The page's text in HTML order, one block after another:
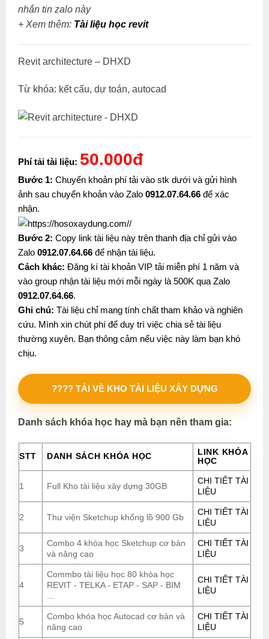
nhắn tin zalo này
+ Xem thêm: Tài liệu học revit
Revit architecture – DHXD
Từ khóa: kết cấu, dự toán, autocad
Phí tải tài liệu: 50.000đ
Bước 1: Chuyển khoản phí tải vào stk dưới và gửi hình
ảnh sau chuyển khoản vào Zalo 0912.07.64.66để xác
nhận.
Bước 2: Copy link tài liệu này trên thanh địa chỉ gửi vào
Zalo 0912.07.64.66để nhận tài liệu.
Cách khác: Đăng kí tài khoản VIP tải miễn phí 1 năm và
vào group nhận tài liệu mới mỗi ngày là 500K qua Zalo
0912.07.64.66.
Ghi chú: Tài liệu chỉ mang tính chất tham khảo và nghiên
cứu. Mình xin chút phí để duy trì việc chia sẻ tài liệu
thường xuyên. Bạn thông cảm nếu việc này làm bạn khó
chịu.
???? TẢI VỀ KHO TÀI LIỆU XÂY DỰNG
Danh sách khóa học hay mà bạn nên tham gia:
STT DANH SÁCH KHÓA HỌC
LINK KHÓA
HỌC
1 Full Kho tài liệu xây dựng 30GB
CHI TIẾT TÀI
LIỆU
2 Thư viện Sketchup khổng lồ 900 Gb
CHI TIẾT TÀI
LIỆU
3
Combo 4 khóa học Sketchup cơ bản
và nâng cao
CHI TIẾT TÀI
LIỆU
4
Commbo tài liệu học 80 khóa học
REVIT - TELKA - ETAP - SAP - BIM
...
CHI TIẾT TÀI
LIỆU
5
Combo khóa học Autocad cơ bản và
nâng cao
CHI TIẾT TÀI
LIỆU